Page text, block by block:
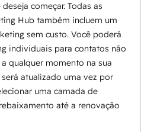
começar. Todas as
Hub também incluem um
sem custo. Você poderá
individuais para contatos não
qualquer momento na sua
atualizado uma vez por
uma camada de
até a renovação